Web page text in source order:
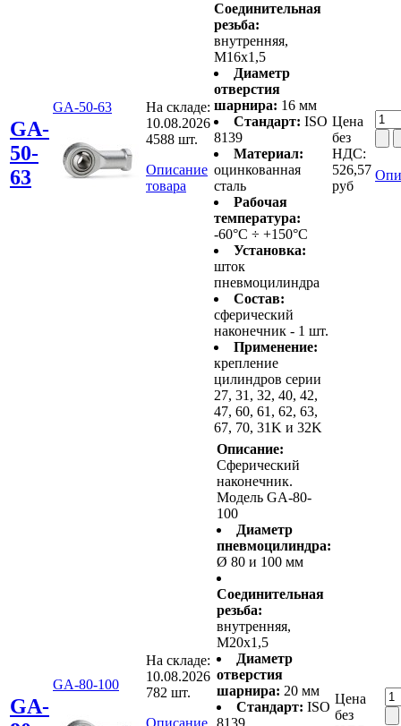
GA-
50-
63
GA-50-63
На складе:
10.08.2026
4588 шт.
Описание
товара
Соединительная
резьба:
внутренняя,
M16x1,5
Диаметр
отверстия
шарнира: 16 мм
Стандарт: ISO
8139
Материал:
оцинкованная
сталь
Рабочая
температура:
-60°C ÷ +150°C
Установка:
шток
пневмоцилиндра
Состав:
сферический
наконечник - 1 шт.
Применение:
крепление
цилиндров серии
27, 31, 32, 40, 42,
47, 60, 61, 62, 63,
67, 70, 31K и 32K
Цена
без
НДС:
526,57
руб
GA-
GA-80-100
На складе:
10.08.2026
782 шт.
Описание
Описание:
Сферический
наконечник.
Модель GA-80-
100
Диаметр
пневмоцилиндра:
Ø 80 и 100 мм
Соединительная
резьба:
внутренняя,
M20x1,5
Диаметр
отверстия
шарнира: 20 мм
Стандарт: ISO
8139
Цена
без